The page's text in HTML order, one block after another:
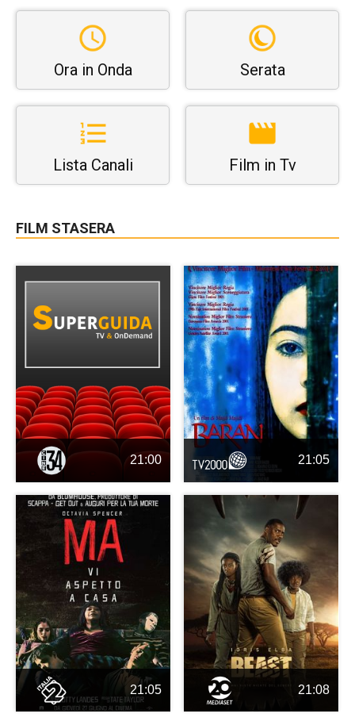
Ora in Onda Serata
Lista Canali Film in Tv
FILM STASERA
21:00 21:05
21:05 21:08